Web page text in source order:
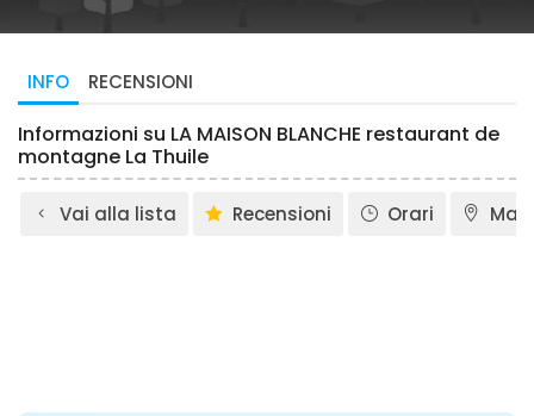
INFO RECENSIONI
Informazioni su LA MAISON BLANCHE restaurant de
montagne La Thuile
Vai alla lista Recensioni Orari